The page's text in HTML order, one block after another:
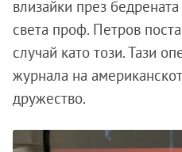
влизайки през
света проф. Петров
случай като този. Тази
журнала на
дружество.